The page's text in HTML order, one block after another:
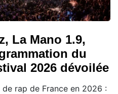
La Mano 1.9,
du
2026 dévoilée
rap de France en 2026 :